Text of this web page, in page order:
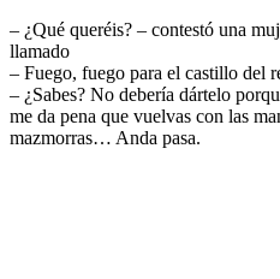
– ¿Qué queréis? – contestó una
llamado
– Fuego, fuego para el castillo del
– ¿Sabes? No debería dártelo
me da pena que vuelvas con las
mazmorras… Anda pasa.